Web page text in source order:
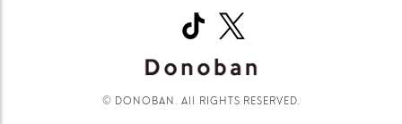
© DONOBAN. All RIGHTS RESERVED.